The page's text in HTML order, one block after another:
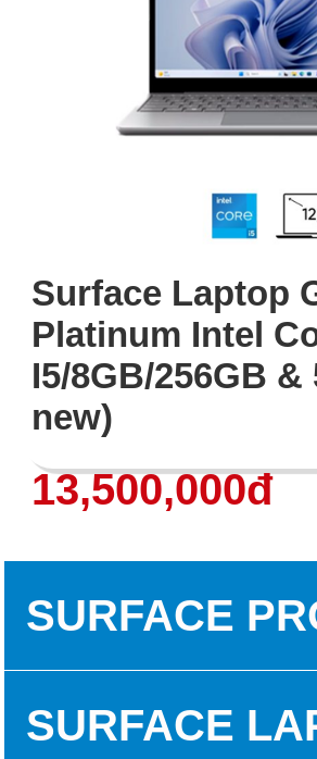
Surface Laptop
Platinum Intel
I5/8GB/256GB
new)
13,500,000đ
SURFACE
SURFACE
SURFACE